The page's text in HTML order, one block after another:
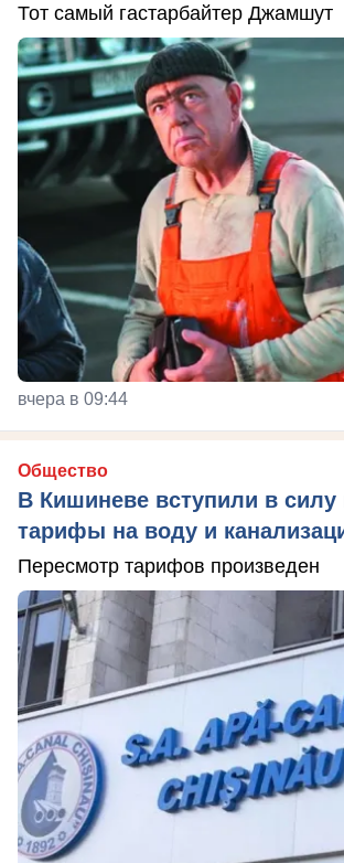
Тот самый гастарбайтер Джамшут
вчера в 09:44
Общество
В Кишиневе вступили в
тарифы на воду и
Пересмотр тарифов произведен